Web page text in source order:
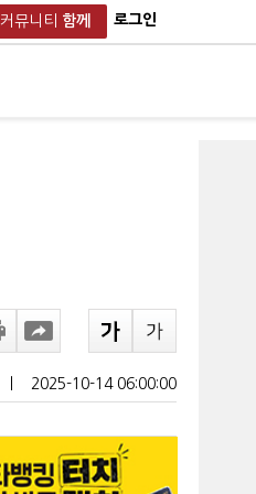
커뮤니티 함께 로그인
2025-10-14 06:00:00